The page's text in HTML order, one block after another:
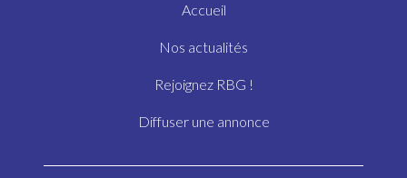
Accueil
Nos actualités
Rejoignez RBG !
Diffuser une annonce